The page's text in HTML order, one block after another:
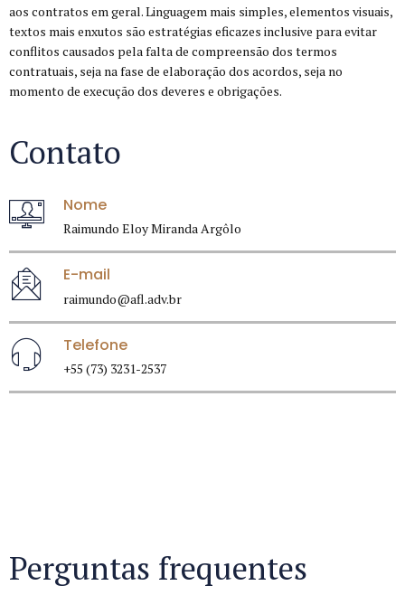
aos contratos em geral. Linguagem mais simples, elementos visuais,
textos mais enxutos são estratégias eficazes inclusive para evitar
conflitos causados pela falta de compreensão dos termos
contratuais, seja na fase de elaboração dos acordos, seja no
momento de execução dos deveres e obrigações.
Contato
Nome
Raimundo Eloy Miranda Argôlo
E-mail
raimundo@afl.adv.br
Telefone
+55 (73) 3231-2537
Perguntas frequentes